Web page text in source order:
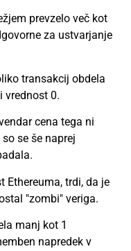
prevzelo več kot
za ustvarjanje
transakcij obdela
vrednost 0.
cena tega ni
se še naprej
Ethereuma, trdi, da je
"zombi" veriga.
manj kot 1
napredek v